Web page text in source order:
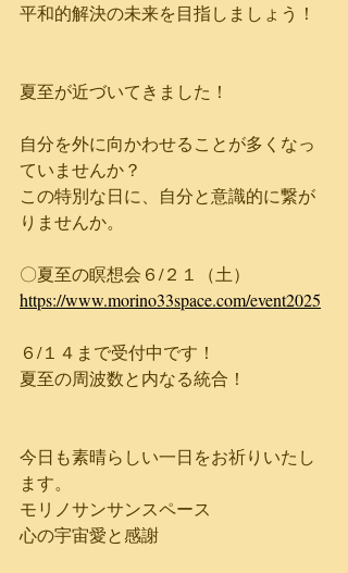
平和的解決の未来を目指しましょう！
夏至が近づいてきました！
自分を外に向かわせることが多くなっ
ていませんか？
この特別な日に、自分と意識的に繋が
りませんか。
〇夏至の瞑想会６/２１（土）
https://www.morino33space.com/event2025
６/１４まで受付中です！
夏至の周波数と内なる統合！
今日も素晴らしい一日をお祈りいたし
ます。
モリノサンサンスペース
心の宇宙愛と感謝